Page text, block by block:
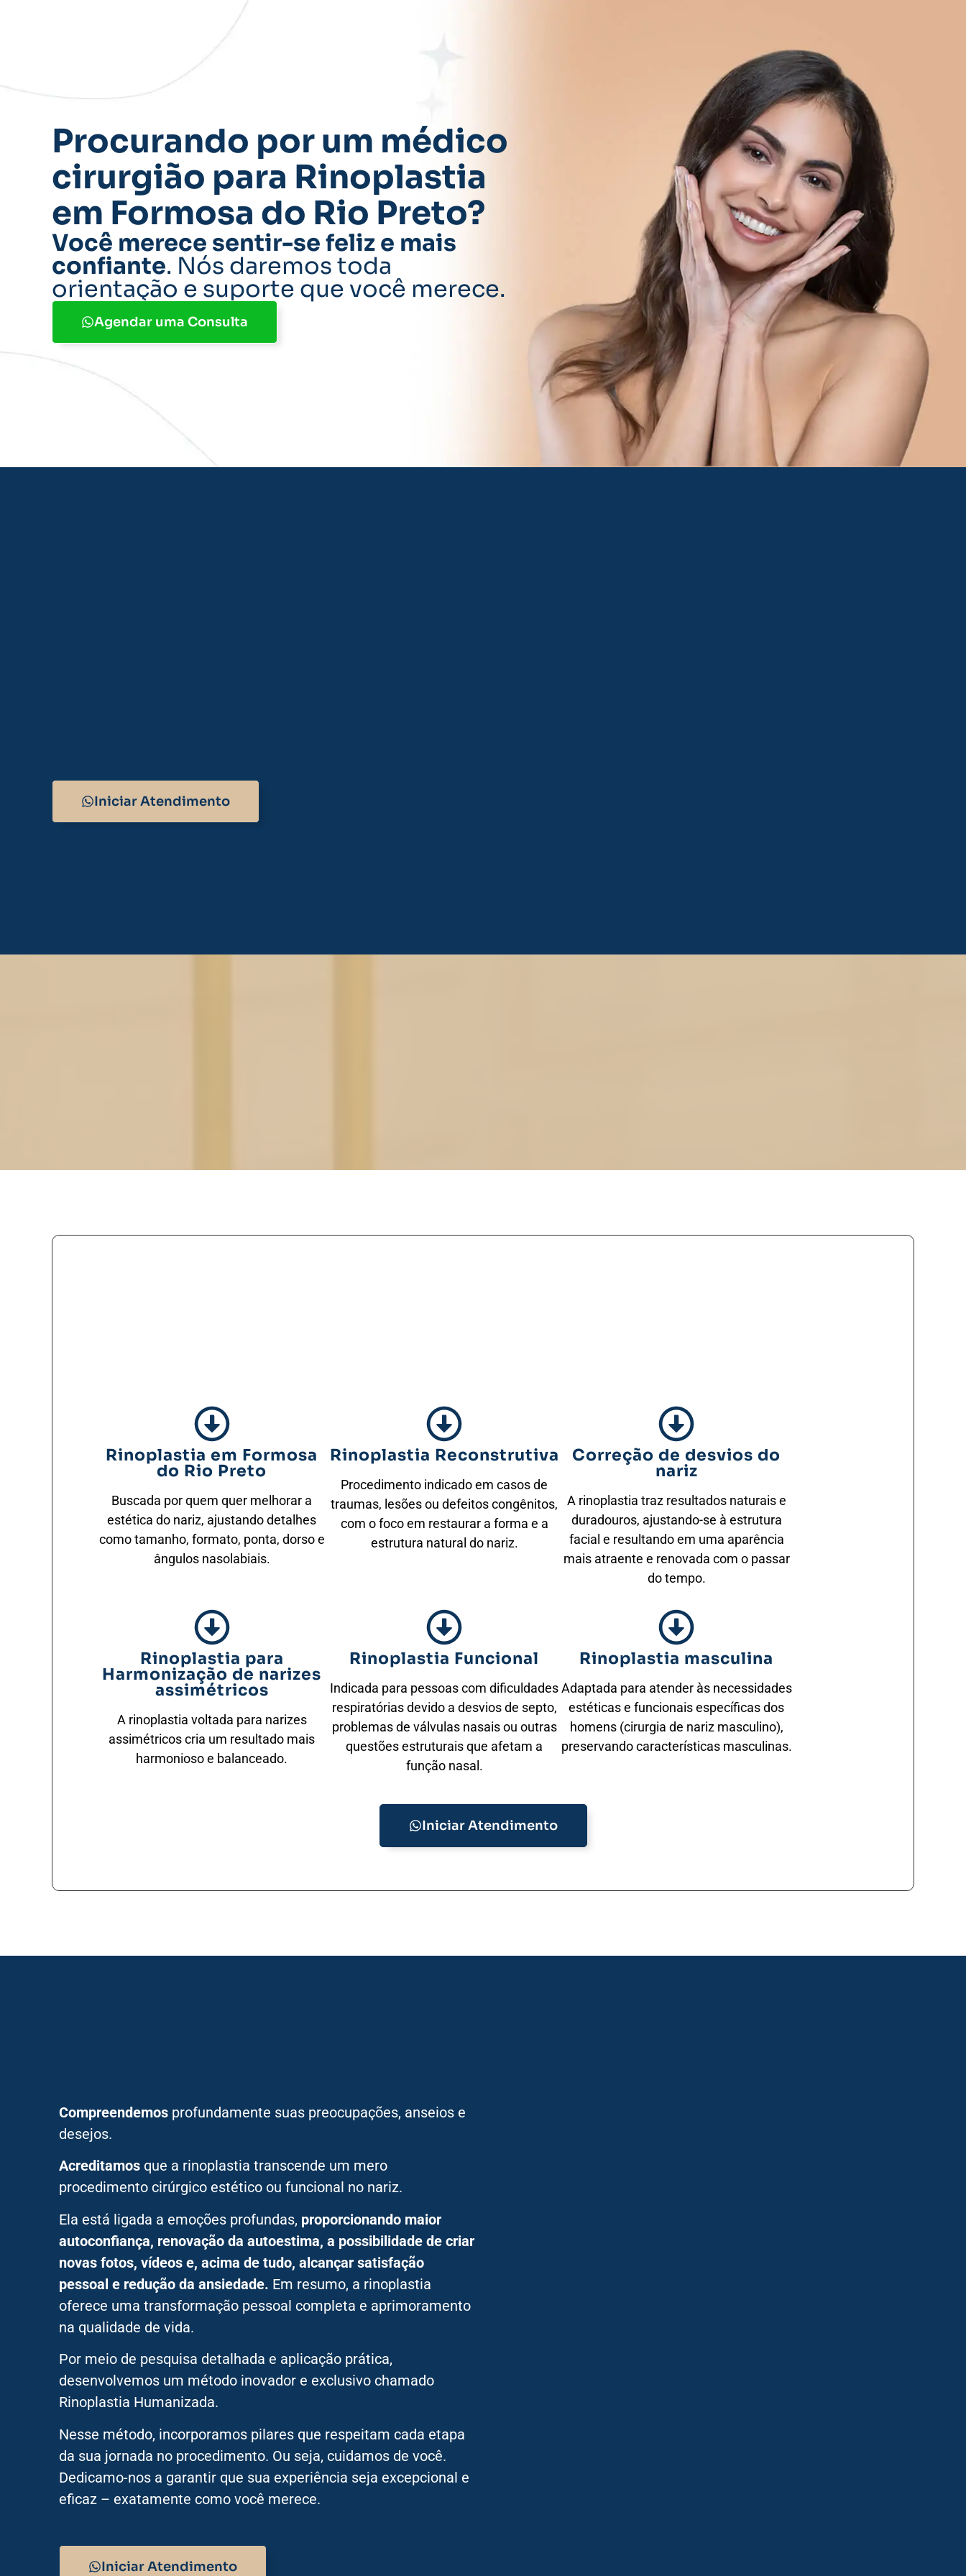
Procurando por um médico
cirurgião para Rinoplastia
em Formosa do Rio Preto?
Você merece sentir-se feliz e mais
confiante. Nós daremos toda
orientação e suporte que você merece.
Agendar uma Consulta
Iniciar Atendimento
Rinoplastia em Formosa
do Rio Preto
Buscada por quem quer melhorar a
estética do nariz, ajustando detalhes
como tamanho, formato, ponta, dorso e
ângulos nasolabiais.
Rinoplastia Reconstrutiva
Procedimento indicado em casos de
traumas, lesões ou defeitos congênitos,
com o foco em restaurar a forma e a
estrutura natural do nariz.
Correção de desvios do
nariz
A rinoplastia traz resultados naturais e
duradouros, ajustando-se à estrutura
facial e resultando em uma aparência
mais atraente e renovada com o passar
do tempo.
Rinoplastia para
Harmonização de narizes
assimétricos
A rinoplastia voltada para narizes
assimétricos cria um resultado mais
harmonioso e balanceado.
Rinoplastia Funcional
Indicada para pessoas com dificuldades
respiratórias devido a desvios de septo,
problemas de válvulas nasais ou outras
questões estruturais que afetam a
função nasal.
Rinoplastia masculina
Adaptada para atender às necessidades
estéticas e funcionais específicas dos
homens (cirurgia de nariz masculino),
preservando características masculinas.
Iniciar Atendimento
Compreendemos profundamente suas preocupações, anseios e
desejos.
Acreditamos que a rinoplastia transcende um mero
procedimento cirúrgico estético ou funcional no nariz.
Ela está ligada a emoções profundas, proporcionando maior
autoconfiança, renovação da autoestima, a possibilidade de criar
novas fotos, vídeos e, acima de tudo, alcançar satisfação
pessoal e redução da ansiedade. Em resumo, a rinoplastia
oferece uma transformação pessoal completa e aprimoramento
na qualidade de vida.
Por meio de pesquisa detalhada e aplicação prática,
desenvolvemos um método inovador e exclusivo chamado
Rinoplastia Humanizada.
Nesse método, incorporamos pilares que respeitam cada etapa
da sua jornada no procedimento. Ou seja, cuidamos de você.
Dedicamo-nos a garantir que sua experiência seja excepcional e
eficaz – exatamente como você merece.
Iniciar Atendimento